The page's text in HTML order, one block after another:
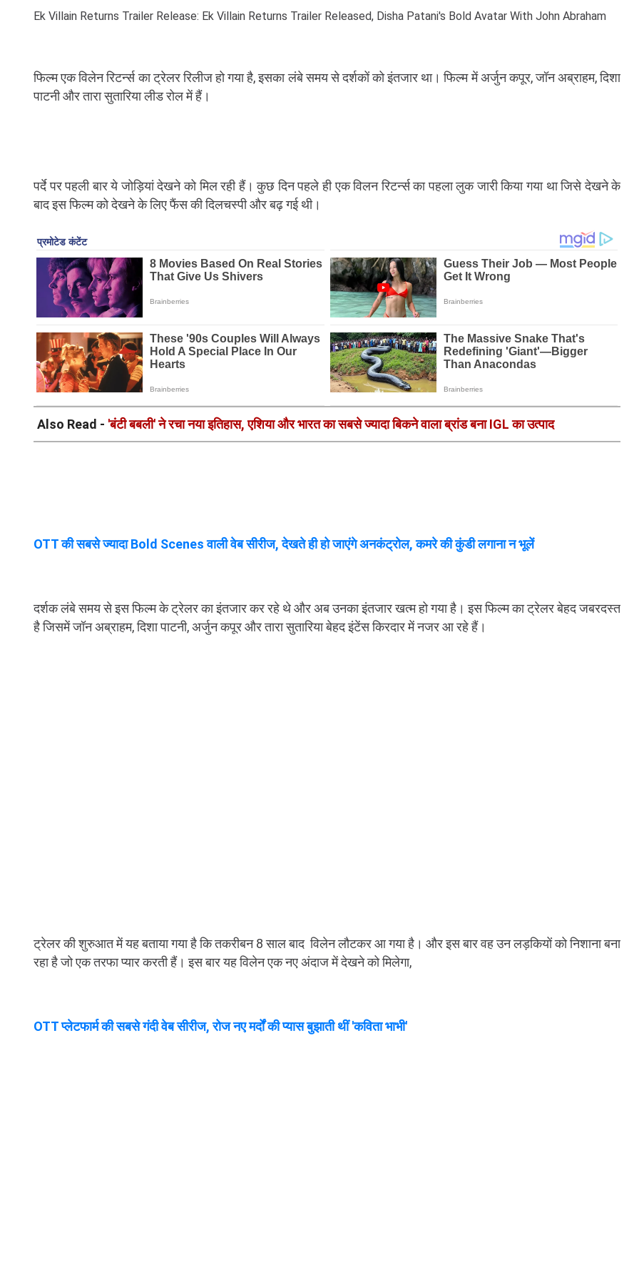
Ek Villain Returns Trailer Release: Ek Villain Returns Trailer Released, Disha Patani's Bold Avatar With John Abraham
फिल्म एक विलेन रिटर्न्स का ट्रेलर रिलीज हो गया है, इसका लंबे समय से दर्शकों को इंतजार था। फिल्म में अर्जुन कपूर, जॉन अब्राहम, दिशा
पाटनी और तारा सुतारिया लीड रोल में हैं।
पर्दे पर पहली बार ये जोड़ियां देखने को मिल रही हैं। कुछ दिन पहले ही एक विलन रिटर्न्स का पहला लुक जारी किया गया था जिसे देखने के
बाद इस फिल्म को देखने के लिए फैंस की दिलचस्पी और बढ़ गई थी।
Also Read - 'बंटी बबली' ने रचा नया इतिहास, एशिया और भारत का सबसे ज्यादा बिकने वाला ब्रांड बना IGL का उत्पाद
OTT की सबसे ज्यादा Bold Scenes वाली वेब सीरीज, देखते ही हो जाएंगे अनकंट्रोल, कमरे की कुंडी लगाना न भूलें
दर्शक लंबे समय से इस फिल्म के ट्रेलर का इंतजार कर रहे थे और अब उनका इंतजार खत्म हो गया है। इस फिल्म का ट्रेलर बेहद जबरदस्त
है जिसमें जॉन अब्राहम, दिशा पाटनी, अर्जुन कपूर और तारा सुतारिया बेहद इंटेंस किरदार में नजर आ रहे हैं।
ट्रेलर की शुरुआत में यह बताया गया है कि तकरीबन 8 साल बाद विलेन लौटकर आ गया है। और इस बार वह उन लड़कियों को निशाना बना
रहा है जो एक तरफा प्यार करती हैं। इस बार यह विलेन एक नए अंदाज में देखने को मिलेगा,
OTT प्लेटफार्म की सबसे गंदी वेब सीरीज, रोज नए मर्दों की प्यास बुझाती थीं 'कविता भाभी'